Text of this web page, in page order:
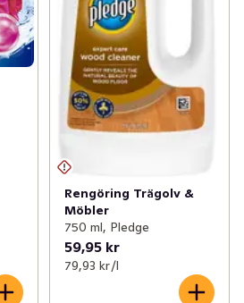
Rengöring Trägolv &
Möbler
750 ml, Pledge
59,95 kr
79,93 kr /l